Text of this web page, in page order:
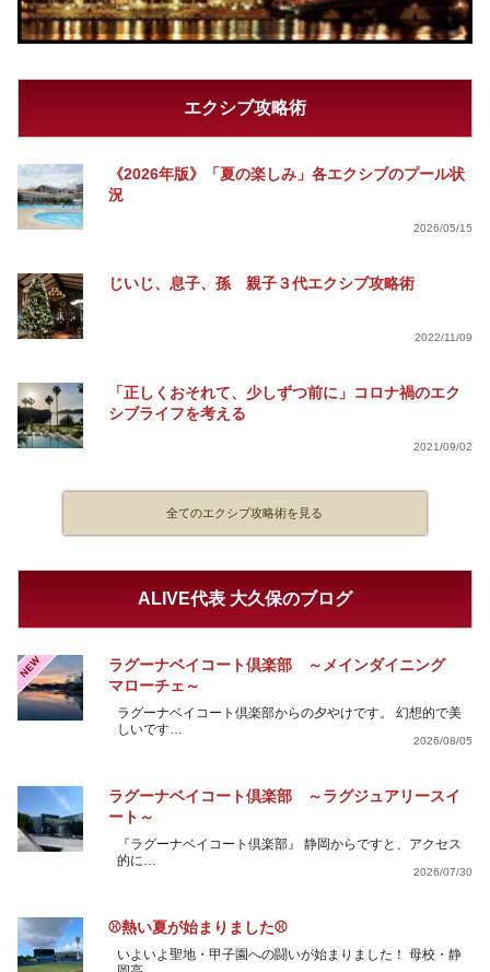
エクシブ攻略術
《2026年版》「夏の楽しみ」各エクシブのプール状
況
2026/05/15
じいじ、息子、孫 親子３代エクシブ攻略術
2022/11/09
「正しくおそれて、少しずつ前に」コロナ禍のエク
シブライフを考える
2021/09/02
全てのエクシブ攻略術を見る
ALIVE代表 大久保のブログ
NEW
ラグーナベイコート倶楽部 ～メインダイニング
マローチェ～
ラグーナベイコート倶楽部からの夕やけです。 幻想的で美
しいです…
2026/08/05
ラグーナベイコート倶楽部 ～ラグジュアリースイ
ート～
『ラグーナベイコート倶楽部』 静岡からですと、アクセス
的に…
2026/07/30
⚾熱い夏が始まりました⚾
いよいよ聖地・甲子園への闘いが始まりました！ 母校・静